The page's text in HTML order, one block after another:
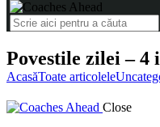
Povestile zilei – 4
AcasăToate articolele
Close